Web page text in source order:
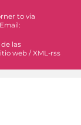
to via
las
web / XML-rss